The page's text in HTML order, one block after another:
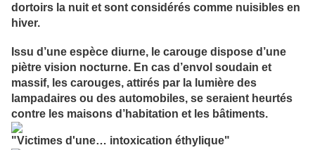
dortoirs la nuit et sont considérés comme nuisibles en
hiver.
Issu d’une espèce diurne, le carouge dispose d’une
piètre vision nocturne. En cas d’envol soudain et
massif, les carouges, attirés par la lumière des
lampadaires ou des automobiles, se seraient heurtés
contre les maisons d’habitation et les bâtiments.
"Victimes d'une… intoxication éthylique"